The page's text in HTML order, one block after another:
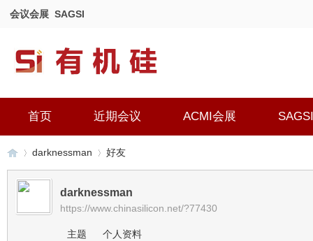
会议会展 SAGSI
首页 近期会议 ACMI会展 SAGSI
有›
darknessman
›
好友
darknessman
https://www.chinasilicon.net/?77430
主题 个人资料